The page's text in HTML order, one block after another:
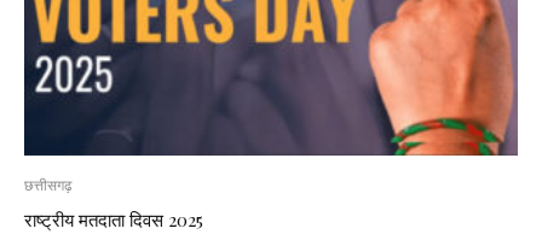
छत्तीसगढ़
राष्ट्रीय मतदाता दिवस 2025